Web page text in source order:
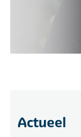
Actueel